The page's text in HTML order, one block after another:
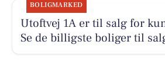
BOLIGMARKED
Utoftvej 1A er til salg for
Se de billigste boliger til